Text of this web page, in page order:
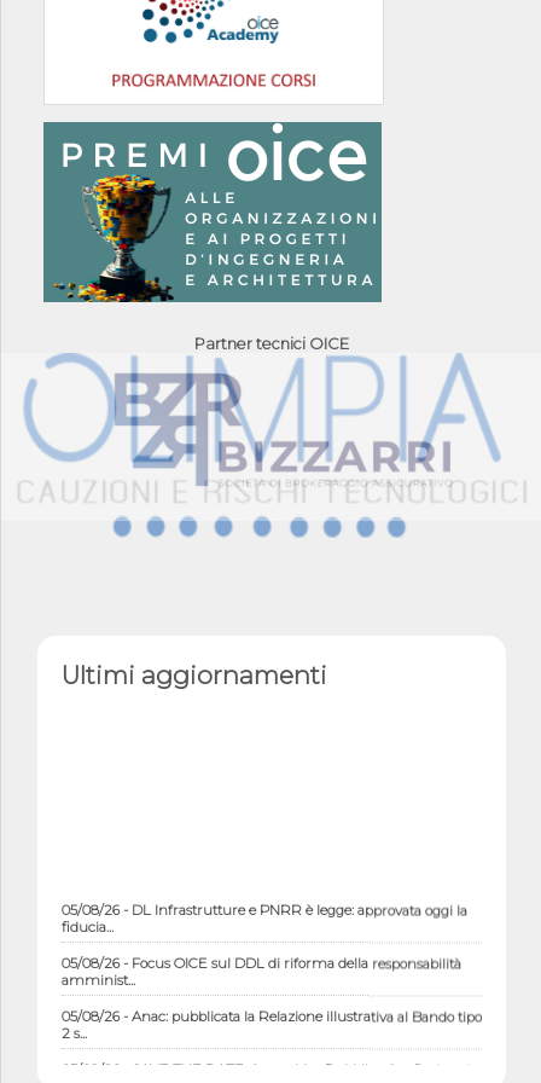
Partner tecnici OICE
Ultimi aggiornamenti
05/08/26 - DL Infrastrutture e PNRR è legge: approvata oggi la
fiducia...
05/08/26 - Focus OICE sul DDL di riforma della responsabilità
amminist...
05/08/26 - Anac: pubblicata la Relazione illustrativa al Bando tipo
2 s...
05/08/26 - SAVE THE DATE: Assemblea Pubblica Confindustria